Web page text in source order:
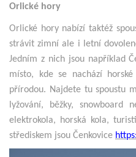
Orlické hory
Orlické hory nabízí taktéž
strávit zimní ale i letní
Jedním z nich jsou například
místo, kde se nachází
přírodou. Najdete tu spoustu
lyžování, běžky, snowboard
elektrokola, horská kola,
střediskem jsou Čenkovice